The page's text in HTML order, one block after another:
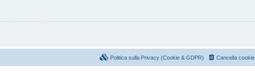
Cancella cookie
Politica sulla Privacy (Cookie & GDPR)